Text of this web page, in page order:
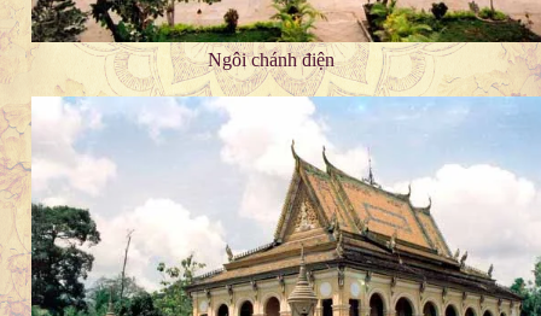
Ngôi chánh điện